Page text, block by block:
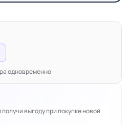
одновременно
выгоду при покупке новой